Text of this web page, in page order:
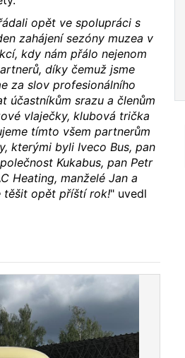
opět ve spolupráci s
zahájení sezóny muzea v
kdy nám přálo nejenom
díky čemuž jsme
za slov profesionálního
účastníkům srazu a členům
vlaječky, klubová trička
tímto všem partnerům
kterými byli Iveco Bus, pan
Kukabus, pan Petr
Heating, manželé Jan a
těšit opět příští rok!" uvedl